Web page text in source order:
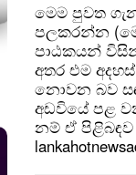
මෙම පුවත
පලකරන්න
පාඨකයන්
අතර එම
නොවන බව
අඩවියේ පළ
නම් ඒ පිළිබඳව